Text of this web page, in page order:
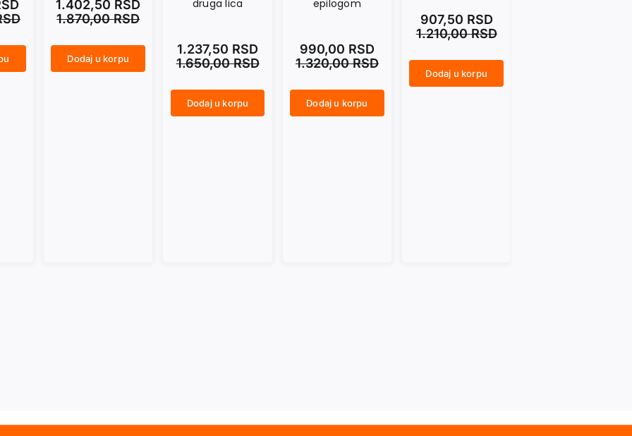
1.870,00RSD
1.402,50 RSD
Dodaj u korpu
druga lica
1.650,00RSD
1.237,50 RSD
Dodaj u korpu
epilogom
1.320,00RSD
990,00 RSD
Dodaj u korpu
1.210,00RSD
907,50 RSD
Dodaj u korpu